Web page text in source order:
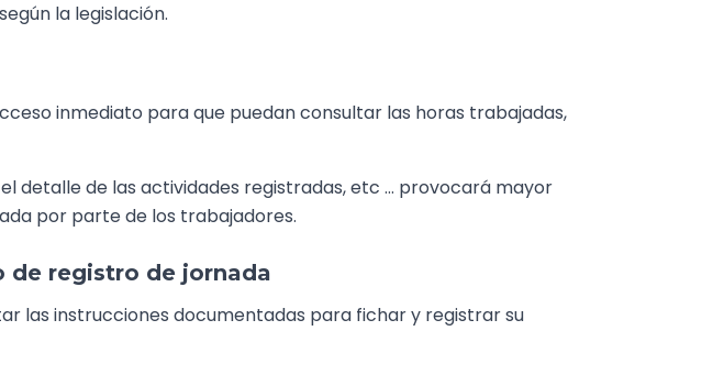
la legislación.
inmediato para que puedan consultar las horas trabajadas,
detalle de las actividades registradas, etc … provocará mayor
por parte de los trabajadores.
de registro de jornada
las instrucciones documentadas para fichar y registrar su